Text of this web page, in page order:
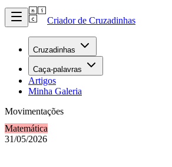
Criador de Cruzadinhas
Cruzadinhas
Caça-palavras
Artigos
Minha Galeria
Movimentações
Matemática
31/05/2026